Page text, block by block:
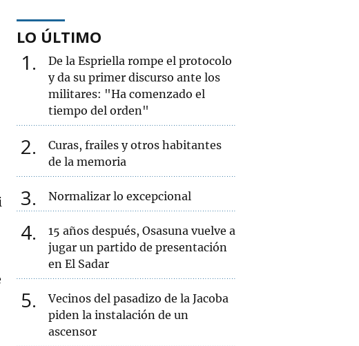
LO ÚLTIMO
1
De la Espriella rompe el protocolo
y da su primer discurso ante los
militares: "Ha comenzado el
tiempo del orden"
2
Curas, frailes y otros habitantes
de la memoria
3 Normalizar lo excepcional
4
15 años después, Osasuna vuelve a
jugar un partido de presentación
en El Sadar
5
Vecinos del pasadizo de la Jacoba
piden la instalación de un
ascensor